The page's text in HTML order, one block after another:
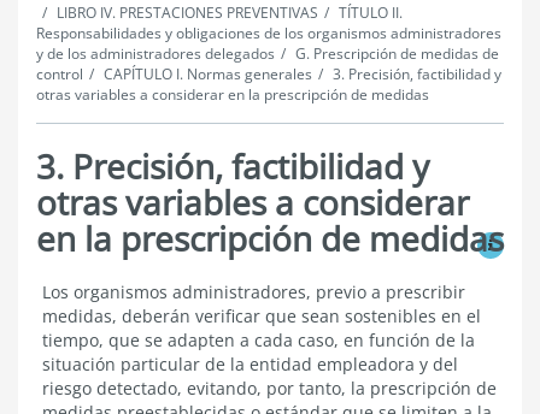
LIBRO IV. PRESTACIONES PREVENTIVAS
TÍTULO II.
Responsabilidades y obligaciones de los organismos administradores
y de los administradores delegados
G. Prescripción de medidas de
control
CAPÍTULO I. Normas generales
3. Precisión, factibilidad y
otras variables a considerar en la prescripción de medidas
3. Precisión, factibilidad y
otras variables a considerar
en la prescripción de medidasVer
Precisión,
factibilidad
y
otras
variables
a
Los organismos administradores, previo a prescribir
medidas, deberán verificar que sean sostenibles en el
tiempo, que se adapten a cada caso, en función de la
situación particular de la entidad empleadora y del
riesgo detectado, evitando, por tanto, la prescripción de